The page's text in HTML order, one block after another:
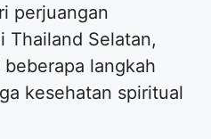
perjuangan
Thailand Selatan,
langkah
kesehatan spiritual